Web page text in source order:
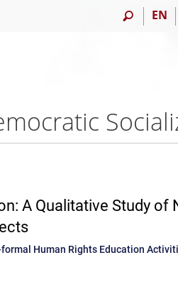
EN
A Qualitative Study of
Human Rights Education